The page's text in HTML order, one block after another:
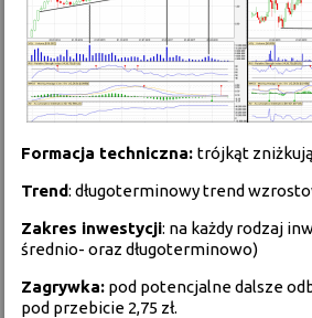
Formacja techniczna:trójkąt
Trend: długoterminowy trend
Zakres inwestycji: na każdy rodzaj
średnio- oraz długoterminowo)
Zagrywka: pod potencjalne dalsze
pod przebicie 2,75 zł.